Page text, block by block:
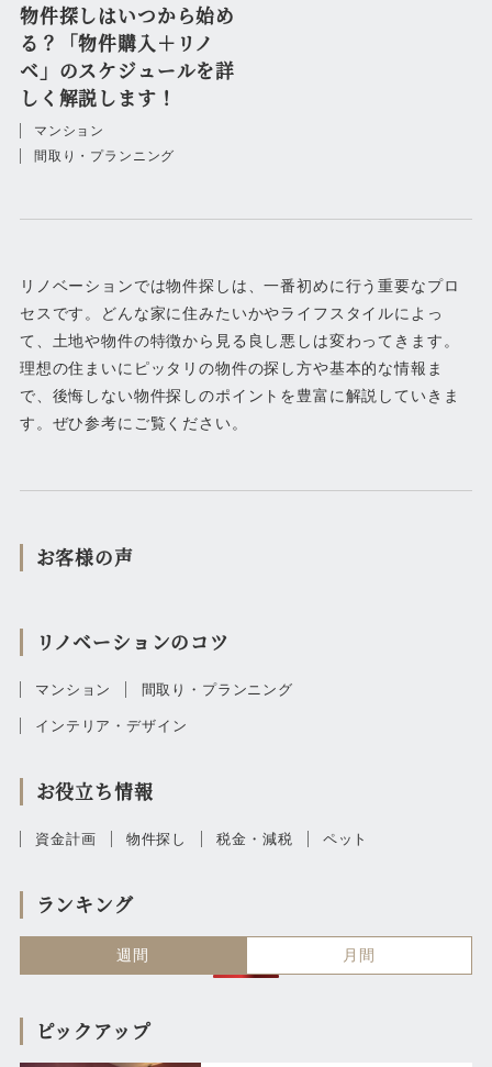
物件探しはいつから始め
る？「物件購入＋リノ
ベ」のスケジュールを詳
しく解説します！
マンション
間取り・プランニング
リノベーションでは物件探しは、一番初めに行う重要なプロ
セスです。どんな家に住みたいかやライフスタイルによっ
て、土地や物件の特徴から見る良し悪しは変わってきます。
理想の住まいにピッタリの物件の探し方や基本的な情報ま
で、後悔しない物件探しのポイントを豊富に解説していきま
す。ぜひ参考にご覧ください。
お客様の声
リノベーションのコツ
マンション 間取り・プランニング
インテリア・デザイン
お役立ち情報
資金計画 物件探し 税金・減税 ペット
ランキング
週間 月間
ピックアップ